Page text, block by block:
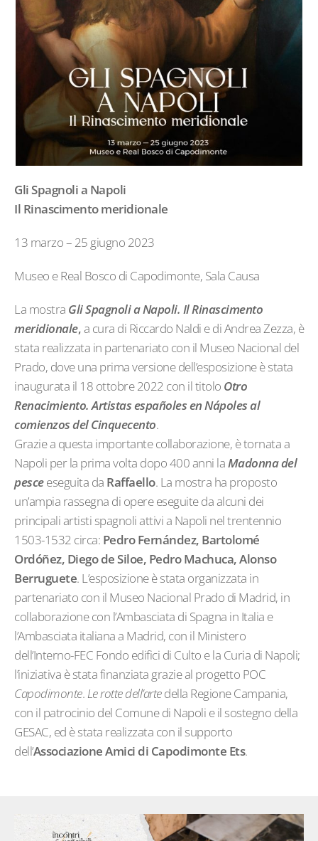
Gli Spagnoli a Napoli
Il Rinascimento meridionale
13 marzo – 25 giugno 2023
Museo e Real Bosco di Capodimonte, Sala Causa
La mostra Gli Spagnoli a Napoli. Il Rinascimento
meridionale,a cura di Riccardo Naldi e di Andrea Zezza, è
stata realizzata in partenariato con il Museo Nacional del
Prado, dove una prima versione dell’esposizione è stata
inaugurata il 18 ottobre 2022 con il titolo Otro
Renacimiento. Artistas españoles en Nápoles al
comienzos del Cinquecento.
Grazie a questa importante collaborazione, è tornata a
Napoli per la prima volta dopo 400 anni laMadonna del
pesceeseguita da Raffaello. La mostra ha proposto
un’ampia rassegna di opere eseguite da alcuni dei
principali artisti spagnoli attivi a Napoli nel trentennio
1503-1532 circa: Pedro Fernández, Bartolomé
Ordóñez, Diego de Siloe, Pedro Machuca, Alonso
Berruguete. L’esposizione è stata organizzata in
partenariato con il Museo Nacional Prado di Madrid, in
collaborazione con l’Ambasciata di Spagna in Italia e
l’Ambasciata italiana a Madrid, con il Ministero
dell’Interno-FEC Fondo edifici di Culto e la Curia di Napoli;
l’iniziativa è stata finanziata grazie al progetto POC
Capodimonte. Le rotte dell’artedella Regione Campania,
con il patrocinio del Comune di Napoli e il sostegno della
GESAC, ed è stata realizzata con il supporto
dell’Associazione Amici di Capodimonte Ets.